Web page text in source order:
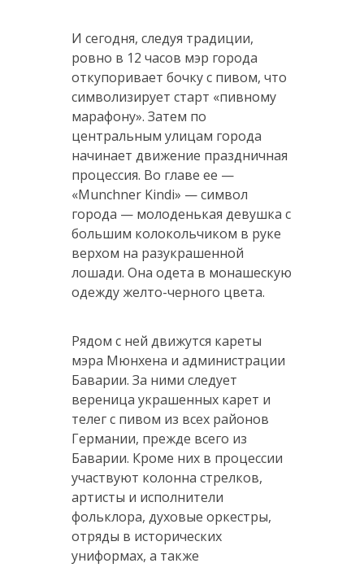
И сегодня, следуя традиции,
ровно в 12 часов мэр города
откупоривает бочку с пивом, что
символизирует старт «пивному
марафону». Затем по
центральным улицам города
начинает движение праздничная
процессия. Во главе ее —
«Munchner Kindi» — символ
города — молоденькая девушка с
большим колокольчиком в руке
верхом на разукрашенной
лошади. Она одета в монашескую
одежду желто-черного цвета.
Рядом с ней движутся кареты
мэра Мюнхена и администрации
Баварии. За ними следует
вереница украшенных карет и
телег с пивом из всех районов
Германии, прежде всего из
Баварии. Кроме них в процессии
участвуют колонна стрелков,
артисты и исполнители
фольклора, духовые оркестры,
отряды в исторических
униформах, а также